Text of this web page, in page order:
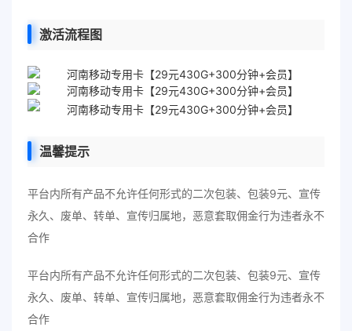
激活流程图
温馨提示
平台内所有产品不允许任何形式的二次包装、包装9元、宣传
永久、废单、转单、宣传归属地，恶意套取佣金行为违者永不
合作
平台内所有产品不允许任何形式的二次包装、包装9元、宣传
永久、废单、转单、宣传归属地，恶意套取佣金行为违者永不
合作